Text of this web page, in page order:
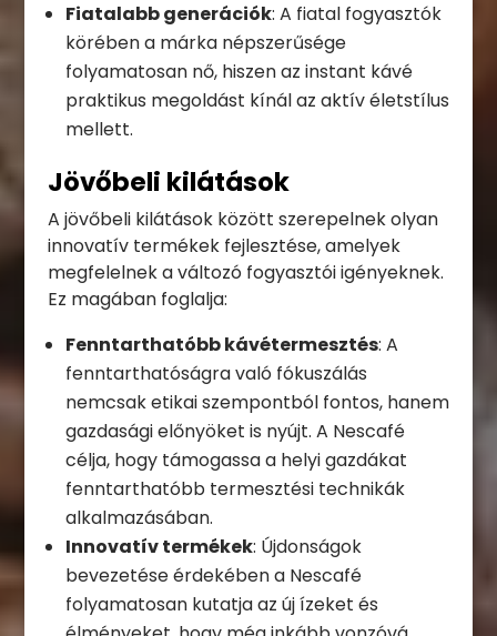
Fiatalabb generációk: A fiatal fogyasztók
körében a márka népszerűsége
folyamatosan nő, hiszen az instant kávé
praktikus megoldást kínál az aktív életstílus
mellett.
Jövőbeli kilátások
A jövőbeli kilátások között szerepelnek olyan
innovatív termékek fejlesztése, amelyek
megfelelnek a változó fogyasztói igényeknek.
Ez magában foglalja:
Fenntarthatóbb kávétermesztés: A
fenntarthatóságra való fókuszálás
nemcsak etikai szempontból fontos, hanem
gazdasági előnyöket is nyújt. A Nescafé
célja, hogy támogassa a helyi gazdákat
fenntarthatóbb termesztési technikák
alkalmazásában.
Innovatív termékek: Újdonságok
bevezetése érdekében a Nescafé
folyamatosan kutatja az új ízeket és